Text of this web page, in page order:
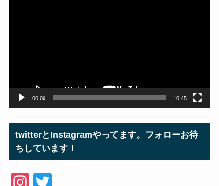
00:00 10:45
twitterとInstagramやってます。フォローお待
ちしています！